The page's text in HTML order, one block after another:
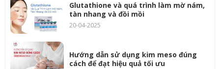
Glutathione và quá trình làm mờ nám,
tàn nhang và đồi mồi
20-04-2025
Hướng dẫn sử dụng kim meso đúng
cách để đạt hiệu quả tối ưu